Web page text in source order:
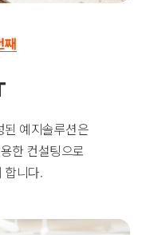
째
된 예지솔루션은
한 컨설팅으로
합니다.